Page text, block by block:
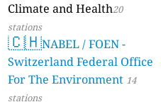
Climate and Health20
stations
🇨🇭NABEL / FOEN -
Switzerland Federal Office
For The Environment 14
stations